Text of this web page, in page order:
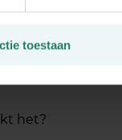
toestaan
het?